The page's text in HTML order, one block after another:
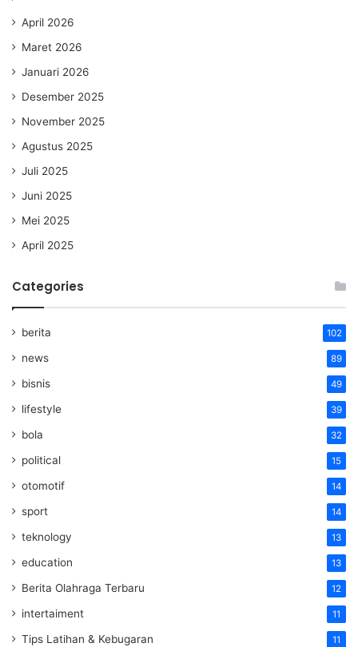
April 2026
Maret 2026
Januari 2026
Desember 2025
November 2025
Agustus 2025
Juli 2025
Juni 2025
Mei 2025
April 2025
Categories
berita 102
news 89
bisnis 49
lifestyle 39
bola 32
political 15
otomotif 14
sport 14
teknology 13
education 13
Berita Olahraga Terbaru 12
intertaiment 11
Tips Latihan & Kebugaran 11